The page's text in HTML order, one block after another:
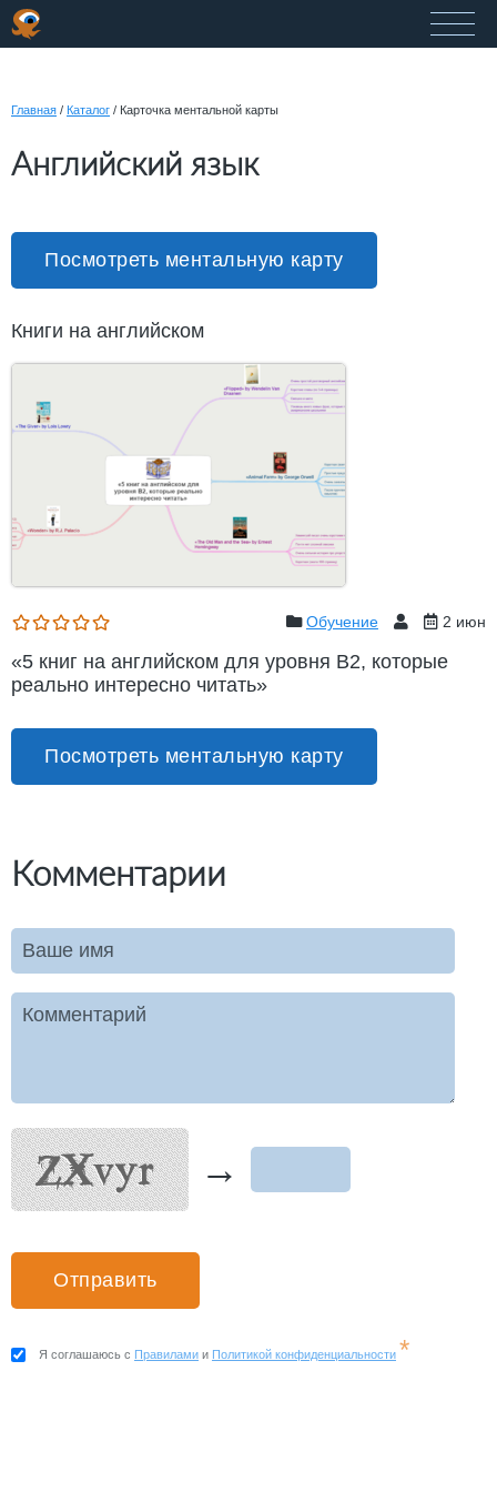
Главная / Каталог / Карточка ментальной карты
Английский язык
Посмотреть ментальную карту
Книги на английском
Обучение 2 июн
«5 книг на английском для уровня B2, которые
реально интересно читать»
Посмотреть ментальную карту
Комментарии
Ваше имя
Комментарий
→
Я соглашаюсь с Правилами и Политикой конфиденциальности *